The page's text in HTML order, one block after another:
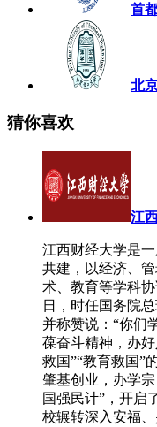
首
北
猜你喜欢
江
江西财经大学是
共建，以经济、
术、教育等学科
日，时任国务院
并称赞说：“你们
葆奋斗精神，办
救国”“教育救国”
肇基创业，办学
国强民计”，开启
校辗转深入安福